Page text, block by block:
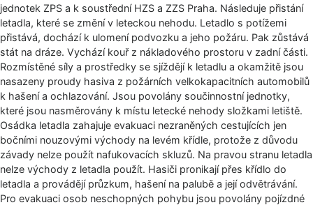
jednotek ZPS a k soustřední HZS a ZZS Praha. Následuje přistání
letadla, které se změní v leteckou nehodu. Letadlo s potížemi
přistává, dochází k ulomení podvozku a jeho požáru. Pak zůstává
stát na dráze. Vychází kouř z nákladového prostoru v zadní části.
Rozmístěné síly a prostředky se sjíždějí k letadlu a okamžitě jsou
nasazeny proudy hasiva z požárních velkokapacitních automobilů
k hašení a ochlazování. Jsou povolány součinnostní jednotky,
které jsou nasměrovány k místu letecké nehody složkami letiště.
Osádka letadla zahajuje evakuaci nezraněných cestujících jen
bočními nouzovými východy na levém křídle, protože z důvodu
závady nelze použít nafukovacích skluzů. Na pravou stranu letadla
nelze východy z letadla použít. Hasiči pronikají přes křídlo do
letadla a provádějí průzkum, hašení na palubě a její odvětrávání.
Pro evakuaci osob neschopných pohybu jsou povolány pojízdné